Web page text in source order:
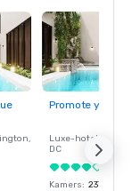
,
Promote your
Luxe-hotel in
DC
Kamers: 237